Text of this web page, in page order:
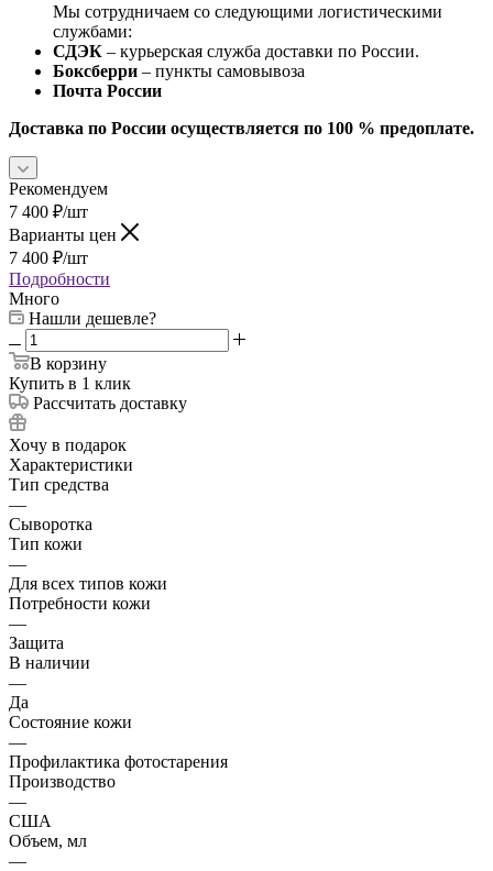
Мы сотрудничаем со следующими логистическими
службами:
СДЭК – курьерская служба доставки по России.
Боксберри – пункты самовывоза
Почта России
Доставка по России осуществляется по 100 % предоплате.
Рекомендуем
7 400 ₽/шт
Варианты цен
7 400 ₽/шт
Подробности
Много
Нашли дешевле?
В корзину
Купить в 1 клик
Рассчитать доставку
Хочу в подарок
Характеристики
Тип средства
—
Сыворотка
Тип кожи
—
Для всех типов кожи
Потребности кожи
—
Защита
В наличии
—
Да
Состояние кожи
—
Профилактика фотостарения
Производство
—
США
Объем, мл
—